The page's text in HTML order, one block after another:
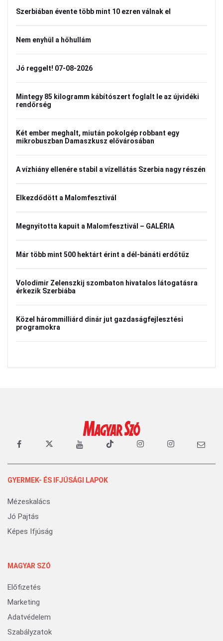
Szerbiában évente több mint 10 ezren válnak el
Nem enyhül a hőhullám
Jó reggelt! 07-08-2026
Mintegy 85 kilogramm kábítószert foglalt le az újvidéki
rendőrség
Két ember meghalt, miután pokolgép robbant egy
mikrobuszban Damaszkusz elővárosában
A vízhiány ellenére stabil a vízellátás Szerbia nagy részén
Elkezdődött a Malomfesztivál
Megnyitotta kapuit a Malomfesztivál – GALÉRIA
Már több mint 500 hektárt érint a dél-bánáti erdőtűz
Volodimir Zelenszkij szombaton hivatalos látogatásra
érkezik Szerbiába
Közel hárommilliárd dinár jut gazdaságfejlesztési
programokra
GYERMEK- ÉS IFJÚSÁGI LAPOK
Mézeskalács
Jó Pajtás
Képes Ifjúság
MAGYAR SZÓ
Előfizetés
Marketing
Adatvédelem
Szabályzatok